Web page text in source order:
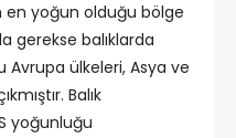
yoğun olduğu bölge
gerekse balıklarda
Avrupa ülkeleri, Asya ve
Balık
yoğunluğu